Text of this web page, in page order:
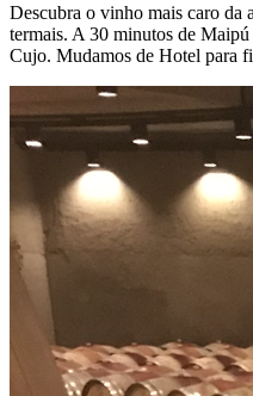
Descubra o vinho mais caro da
termais. A 30 minutos de
Cujo. Mudamos de Hotel para